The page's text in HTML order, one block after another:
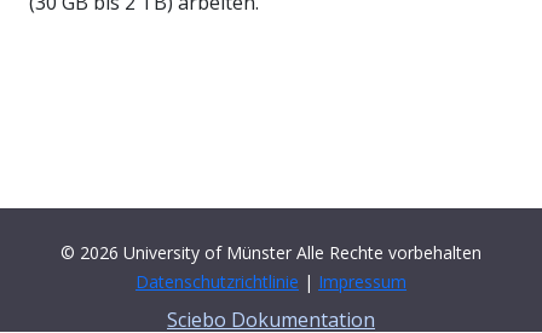
© 2026 University of Münster Alle Rechte vorbehalten
Datenschutzrichtlinie | Impressum
Sciebo Dokumentation